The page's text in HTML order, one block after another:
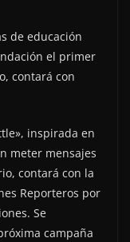
de educación
el primer
contará con
inspirada en
meter mensajes
contará con la
Reporteros por
Se
campaña